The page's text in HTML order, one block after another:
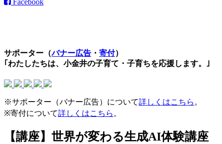
サポーター（バナー広告 ・ 寄付）
｢わたしたちは、小金井の子育て・子育ちを応援します。｣
※サポーター（バナー広告）について詳しくはこちら 。
※寄付について詳しくはこちら 。
【講座】世界が変わる生成AI体験講座